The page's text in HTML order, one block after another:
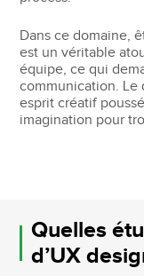
Dans ce domaine,
est un véritable
équipe, ce qui
communication. Le
esprit créatif
imagination pour
Quelles
d’UX